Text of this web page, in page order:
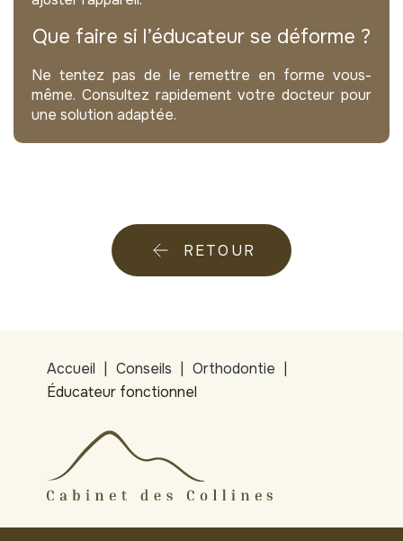
Que faire si l’éducateur se déforme ?
Ne tentez pas de le remettre en forme vous-
même. Consultez rapidement votre docteur pour
une solution adaptée.
RETOUR
Accueil Conseils
Orthodontie
Éducateur fonctionnel